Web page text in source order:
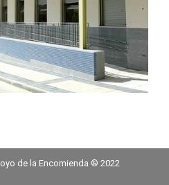
de la Encomienda ® 2022